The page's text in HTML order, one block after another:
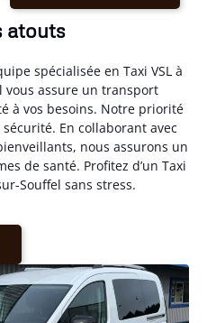
atouts
spécialisée en Taxi VSL à
vous assure un transport
à vos besoins. Notre priorité
En collaborant avec
nous assurons un
de santé. Profitez d’un Taxi
Souffel sans stress.